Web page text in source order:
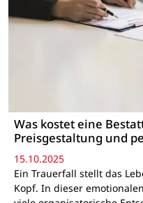
Was kostet eine
Preisgestaltung und
15.10.2025
Ein Trauerfall stellt das
Kopf. In dieser